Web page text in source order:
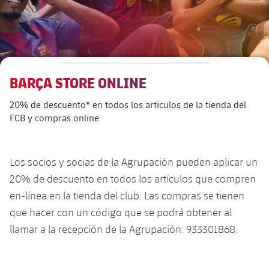
Presidentes
Patronato FBV
Transparencia
Alianzas
Contacto
Residencias para la Gente Mayor
Barcelonismo y vida activa
Código ético
BARÇA STORE ONLINE
20% de descuento* en todos los articulos de la tienda del
FCB y compras online
Los socios y socias de la Agrupación pueden aplicar un
20% de descuento en todos los artículos que compren
en-línea en la tienda del club. Las compras se tienen
que hacer con un código que se podrá obtener al
llamar a la recepción de la Agrupación: 933301868.